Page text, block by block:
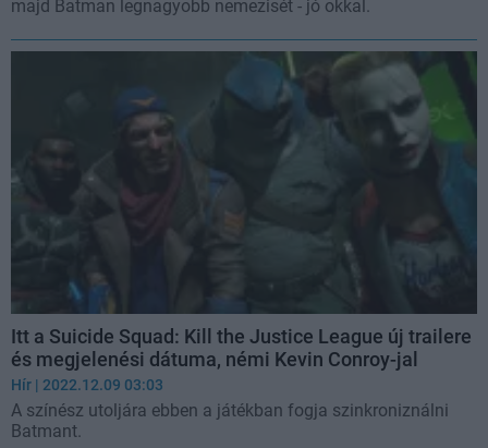
majd Batman legnagyobb nemezisét - jó okkal.
Itt a Suicide Squad: Kill the Justice League új trailere
és megjelenési dátuma, némi Kevin Conroy-jal
Hír | 2022.12.09 03:03
A színész utoljára ebben a játékban fogja szinkroniználni
Batmant.